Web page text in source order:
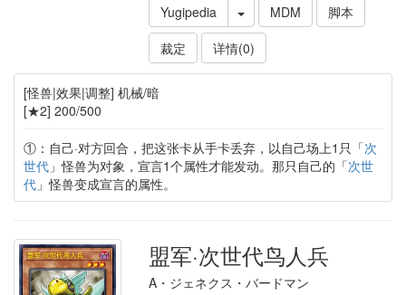
Yugipedia MDM
脚本
裁定
详情(0)
[怪兽|效果|调整] 机械/暗
[★2] 200/500
①：自己·对方回合，把这张卡从手卡丢弃，以自己场上1只「次
世代」怪兽为对象，宣言1个属性才能发动。那只自己的「次世
代」怪兽变成宣言的属性。
盟军·次世代鸟人兵
A・ジェネクス・バードマン